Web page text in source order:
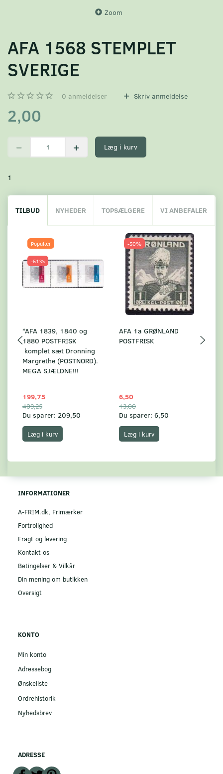
Zoom
AFA 1568 STEMPLET
SVERIGE
0 anmeldelser Skriv anmeldelse
2,00
Læg i kurv
1
TILBUD NYHEDER TOPSÆLGERE VI ANBEFALER
Populær
-51%
*AFA 1839, 1840 og
1880 POSTFRISK
komplet sæt Dronning
Margrethe (POSTNORD).
MEGA SJÆLDNE!!!
199,75
409,25
Du sparer: 209,50
Læg i kurv
-50%
AFA 1a GRØNLAND
POSTFRISK
6,50
13,00
Du sparer: 6,50
Læg i kurv
INFORMATIONER
A-FRIM.dk, Frimærker
Fortrolighed
Fragt og levering
Kontakt os
Betingelser & Vilkår
Din mening om butikken
Oversigt
KONTO
Min konto
Adressebog
Ønskeliste
Ordrehistorik
Nyhedsbrev
ADRESSE